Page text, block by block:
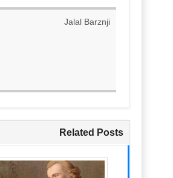
Jalal Barznji
Related Posts